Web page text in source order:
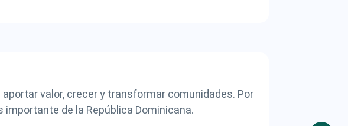
valor, crecer y transformar comunidades. Por
de la República Dominicana.